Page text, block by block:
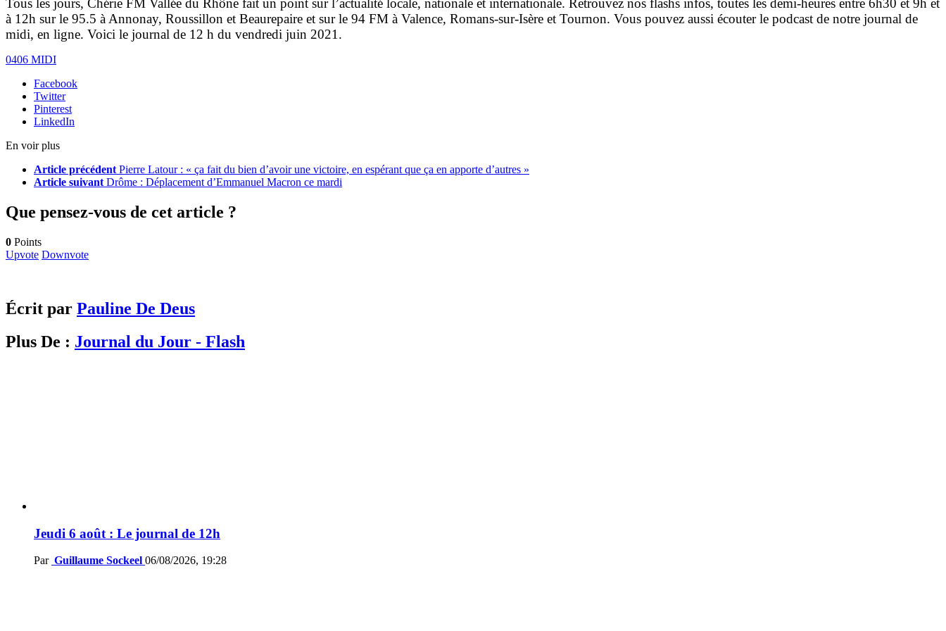
Tous les jours, Chérie FM Vallée du Rhône fait un point sur l’actualité locale, nationale et internationale. Retrouvez nos flashs infos, toutes les demi-heures entre 6h30 et 9h et
à 12h sur le 95.5 à Annonay, Roussillon et Beaurepaire et sur le 94 FM à Valence, Romans-sur-Isère et Tournon. Vous pouvez aussi écouter le podcast de notre journal de
midi, en ligne. Voici le journal de 12 h du vendredi juin 2021.
0406 MIDI
Facebook
Twitter
Pinterest
LinkedIn
En voir plus
Article précédent Pierre Latour : « ça fait du bien d’avoir une victoire, en espérant que ça en apporte d’autres »
Article suivant Drôme : Déplacement d’Emmanuel Macron ce mardi
Que pensez-vous de cet article ?
0 Points
Upvote Downvote
Écrit par Pauline De Deus
Plus De : Journal du Jour - Flash
Jeudi 6 août : Le journal de 12h
Par Guillaume Sockeel 06/08/2026, 19:28